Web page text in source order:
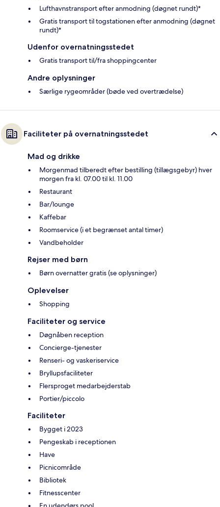
Lufthavnstransport efter anmodning (døgnet rundt)*
Gratis transport til togstationen efter anmodning (døgnet
rundt)*
Udenfor overnatningsstedet
Gratis transport til/fra shoppingcenter
Andre oplysninger
Særlige rygeområder (bøde ved overtrædelse)
Faciliteter på overnatningsstedet
Mad og drikke
Morgenmad tilberedt efter bestilling (tillægsgebyr) hver
morgen fra kl. 07.00 til kl. 11.00
Restaurant
Bar/lounge
Kaffebar
Roomservice (i et begrænset antal timer)
Vandbeholder
Rejser med børn
Børn overnatter gratis (se oplysninger)
Oplevelser
Shopping
Faciliteter og service
Døgnåben reception
Concierge-tjenester
Renseri- og vaskeriservice
Bryllupsfaciliteter
Flersproget medarbejderstab
Portier/piccolo
Faciliteter
Bygget i 2023
Pengeskab i receptionen
Have
Picnicområde
Bibliotek
Fitnesscenter